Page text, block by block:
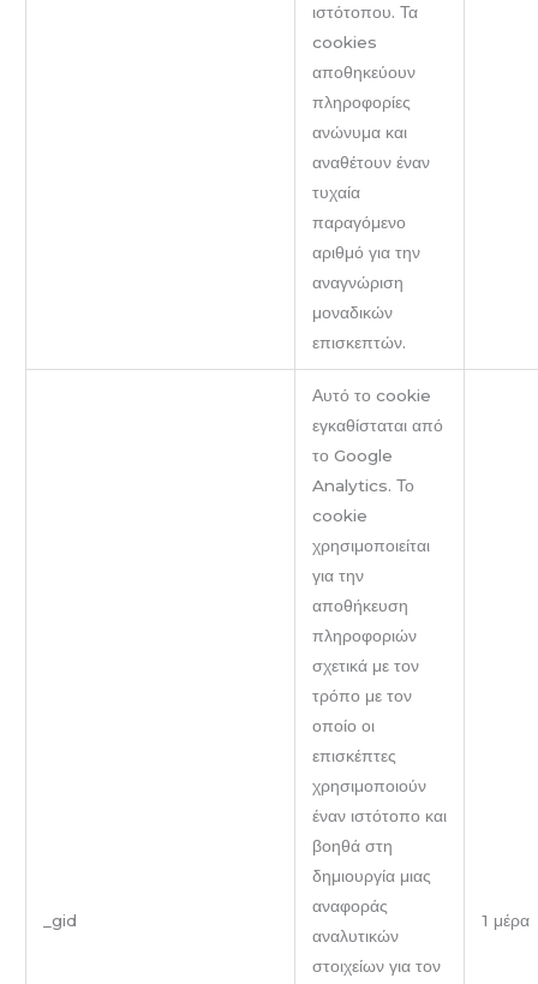
ιστότοπου. Τα
cookies
αποθηκεύουν
πληροφορίες
ανώνυμα και
αναθέτουν έναν
τυχαία
παραγόμενο
αριθμό για την
αναγνώριση
μοναδικών
επισκεπτών.
_gid
Αυτό το cookie
εγκαθίσταται από
το Google
Analytics. Το
cookie
χρησιμοποιείται
για την
αποθήκευση
πληροφοριών
σχετικά με τον
τρόπο με τον
οποίο οι
επισκέπτες
χρησιμοποιούν
έναν ιστότοπο και
βοηθά στη
δημιουργία μιας
αναφοράς
αναλυτικών
στοιχείων για τον
1 μέρα